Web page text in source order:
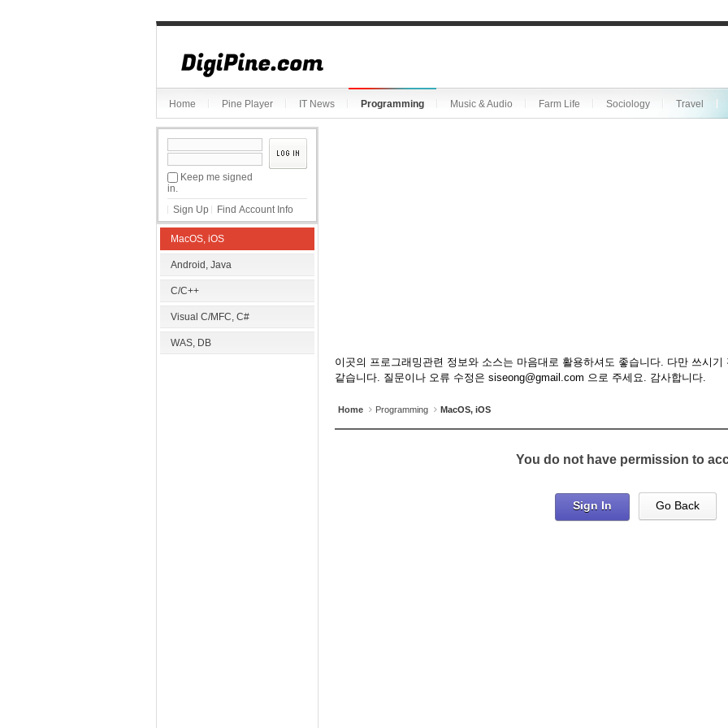
Home Pine Player IT News Programming Music & Audio Farm Life Sociology Travel
Keep me signed
in.
Sign Up
Find Account Info
MacOS, iOS
Android, Java
C/C++
Visual C/MFC, C#
WAS, DB
이곳의 프로그래밍관련 정보와 소스는 마음대로 활용하셔도 좋습니다. 다만 쓰시
같습니다. 질문이나 오류 수정은 siseong@gmail.com 으로 주세요. 감사합니다.
Home Programming MacOS, iOS
You do not have permission to
Sign In Go Back